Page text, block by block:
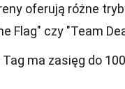
oferują różne
Flag" czy "Team
Tag ma zasięg do